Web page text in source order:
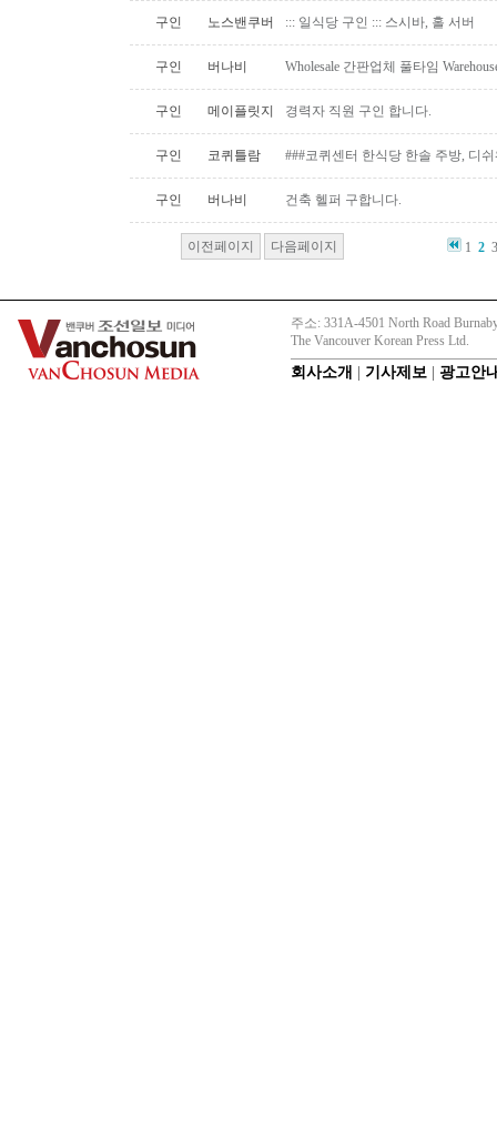
구인 노스밴쿠버 ::: 일식당 구인 ::: 스시바, 홀 서버
구인 버나비 Wholesale 간판업체 풀타임
구인 메이플릿지 경력자 직원 구인 합니다.
구인 코퀴틀람 ###코퀴센터 한식당 한솔 주방, 디
구인 버나비 건축 헬퍼 구합니다.
이전페이지 다음페이지 1 2
주소: 331A-4501 North Road
The Vancouver Korean Press Ltd.
회사소개 기사제보 광고안